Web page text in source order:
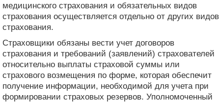
медицинского страхования и обязательных видов
страхования осуществляется отдельно от других видов
страхования.
Страховщики обязаны вести учет договоров
страхования и требований (заявлений) страхователей
относительно выплаты страховой суммы или
страхового возмещения по форме, которая обеспечит
получение информации, необходимой для учета при
формировании страховых резервов. Уполномоченный